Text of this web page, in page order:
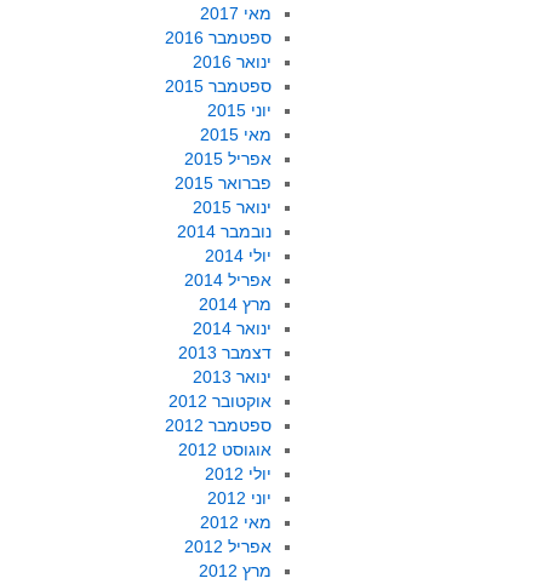
מאי 2017
ספטמבר 2016
ינואר 2016
ספטמבר 2015
יוני 2015
מאי 2015
אפריל 2015
פברואר 2015
ינואר 2015
נובמבר 2014
יולי 2014
אפריל 2014
מרץ 2014
ינואר 2014
דצמבר 2013
ינואר 2013
אוקטובר 2012
ספטמבר 2012
אוגוסט 2012
יולי 2012
יוני 2012
מאי 2012
אפריל 2012
מרץ 2012